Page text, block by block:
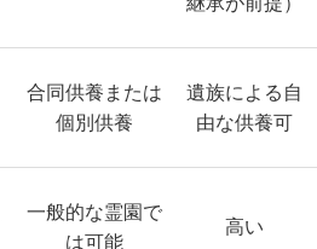
合同供養または
個別供養
遺族による自
由な供養可
一般的な霊園で
は可能
高い